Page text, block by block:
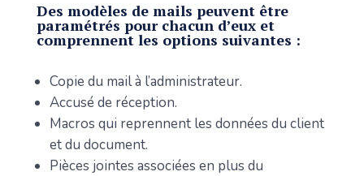
Des modèles de mails peuvent être
paramétrés pour chacun d’eux et
comprennent les options suivantes :
Copie du mail à l’administrateur.
Accusé de réception.
Macros qui reprennent les données du client
et du document.
Pièces jointes associées en plus du